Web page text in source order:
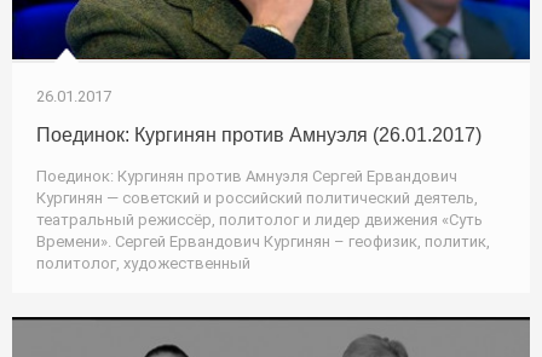
26.01.2017
Поединок: Кургинян против Амнуэля (26.01.2017)
Поединок: Кургинян против Амнуэля Сергей Ервандович
Кургинян — советский и российский политический деятель,
театральный режиссёр, политолог и лидер движения «Суть
Времени». Сергей Ервандович Кургинян – геофизик, политик,
политолог, художественный